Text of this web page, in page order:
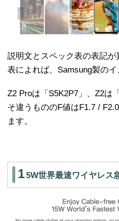
説明文とスペック表の表記が
表によれば、Samsung製のイ
Z2 Proは「S5K2P7」、Z2は
そ違うもののF値はF1.7 /
ます。
15W世界最速ワイヤレス